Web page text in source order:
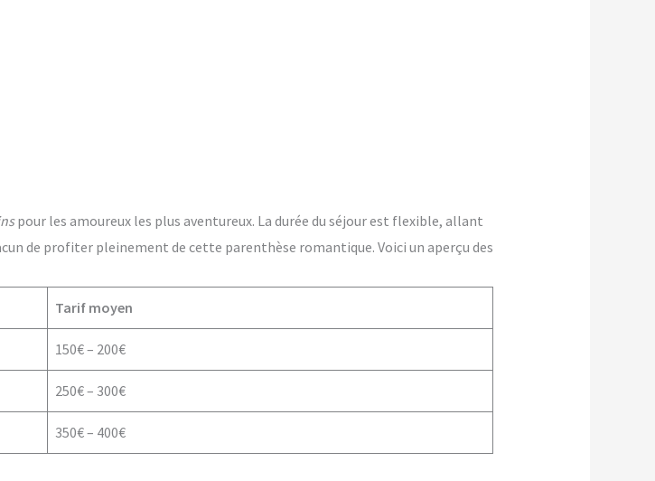
pour les amoureux les plus aventureux. La durée du séjour est flexible, allant
de profiter pleinement de cette parenthèse romantique. Voici un aperçu des
Tarif moyen
150€ – 200€
250€ – 300€
350€ – 400€